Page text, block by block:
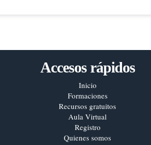
Accesos rápidos
Inicio
Formaciones
Recursos gratuitos
Aula Virtual
Registro
Quienes somos